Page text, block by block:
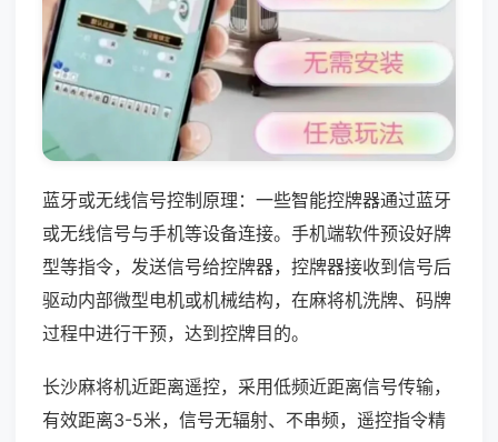
蓝牙或无线信号控制原理：一些智能控牌器通过蓝牙
或无线信号与手机等设备连接。手机端软件预设好牌
型等指令，发送信号给控牌器，控牌器接收到信号后
驱动内部微型电机或机械结构，在麻将机洗牌、码牌
过程中进行干预，达到控牌目的。
长沙麻将机近距离遥控，采用低频近距离信号传输，
有效距离3-5米，信号无辐射、不串频，遥控指令精